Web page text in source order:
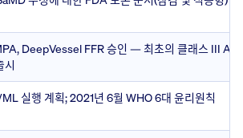
DeepVessel FFR 승인 — 최초의 클래스 III AI
시
실행 계획; 2021년 6월 WHO 6대 윤리원칙